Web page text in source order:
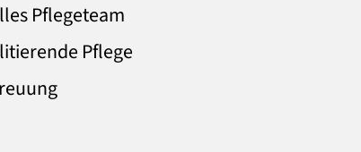
Pflegeteam
Pflege